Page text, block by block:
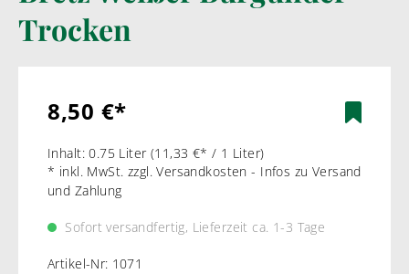
Trocken
8,50 €*
Inhalt:0.75 Liter (11,33 €* / 1 Liter)
* inkl. MwSt. zzgl. Versandkosten - Infos zu Versand
und Zahlung
Sofort versandfertig, Lieferzeit ca. 1-3 Tage
Artikel-Nr: 1071